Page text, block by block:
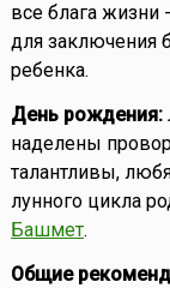
все блага жизни
для заключения
ребенка.
День рождения:
наделены
талантливы,
лунного цикла
Башмет.
Общие